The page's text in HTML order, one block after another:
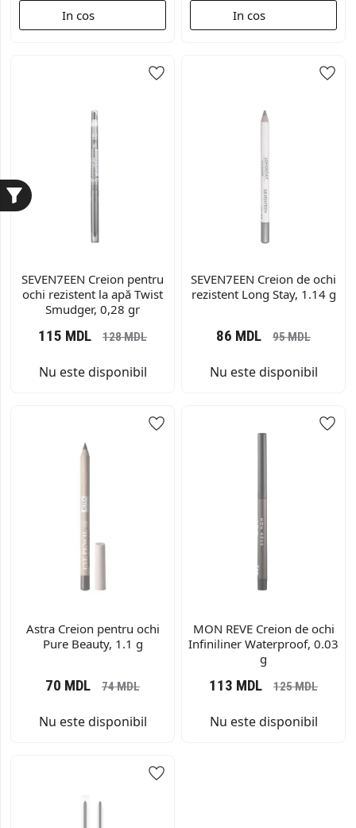
In cos In cos
SEVEN7EEN Creion pentru
ochi rezistent la apă Twist
Smudger, 0,28 gr
115 MDL 128MDL
Nu este disponibil
SEVEN7EEN Creion de ochi
rezistent Long Stay, 1.14 g
86 MDL 95MDL
Nu este disponibil
Astra Creion pentru ochi
Pure Beauty, 1.1 g
70 MDL 74MDL
Nu este disponibil
MON REVE Creion de ochi
Infiniliner Waterproof, 0.03
g
113 MDL 125MDL
Nu este disponibil